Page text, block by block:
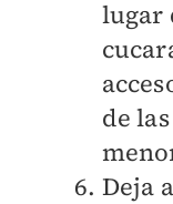
lugar
de
Deja